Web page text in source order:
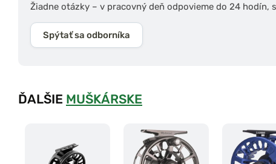
Žiadne otázky – v pracovný deň odpovieme do 24 hodín,
Spýtať sa odborníka
ĎALŠIE MUŠKÁRSKE